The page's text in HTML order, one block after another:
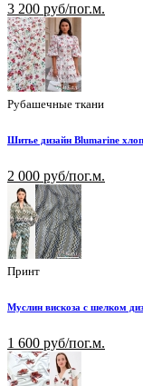
3 200 руб/пог.м.
Рубашечные ткани
Шитье дизайн Blumarine
2 000 руб/пог.м.
Принт
Муслин вискоза с шелком
1 600 руб/пог.м.